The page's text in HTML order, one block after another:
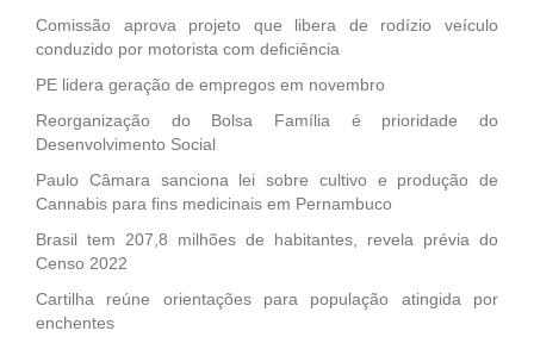
Comissão aprova projeto que libera de rodízio veículo
conduzido por motorista com deficiência
PE lidera geração de empregos em novembro
Reorganização do Bolsa Família é prioridade do
Desenvolvimento Social
Paulo Câmara sanciona lei sobre cultivo e produção de
Cannabis para fins medicinais em Pernambuco
Brasil tem 207,8 milhões de habitantes, revela prévia do
Censo 2022
Cartilha reúne orientações para população atingida por
enchentes